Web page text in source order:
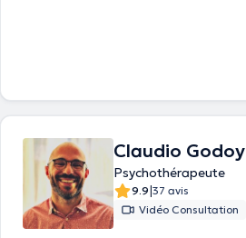
Claudio Godoy
Psychothérapeute
9.9|37 avis
Vidéo Consultation